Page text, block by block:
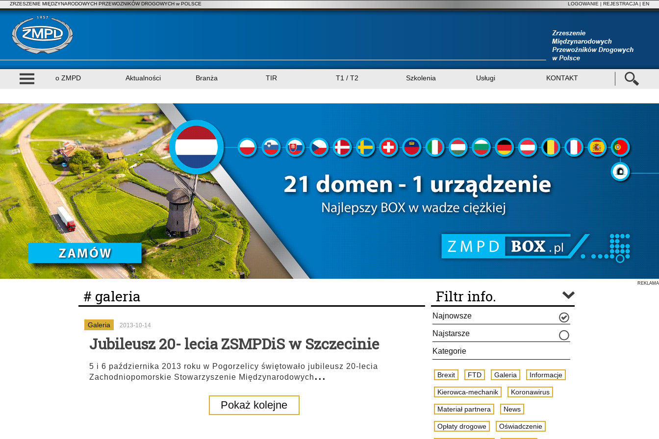
ZRZESZENIE MIĘDZYNARODOWYCH PRZEWOZNIKÓW DROGOWYCH w POLSCE LOGOWANIE | REJESTRACJA | EN
o ZMPD Aktualności Branża TIR T1 / T2 Szkolenia Usługi KONTAKT
REKLAMA
# galeria
Galeria 2013-10-14
Jubileusz 20- lecia ZSMPDiS w Szczecinie
5 i 6 października 2013 roku w Pogorzelicy świętowało jubileusz 20-lecia
Zachodniopomorskie Stowarzyszenie Międzynarodowych ...
Pokaż kolejne
Filtr info.
Najnowsze
Najstarsze
Kategorie
Brexit FTD Galeria Informacje
Kierowca-mechanik Koronawirus
Materiał partnera News
Opłaty drogowe Oświadczenie